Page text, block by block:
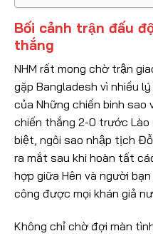
Bối cảnh trận đấu
thắng
NHM rất mong chờ trận
gặp Bangladesh vì nhiều
của Những chiến binh
chiến thắng 2-0 trước Lào
biệt, ngôi sao nhập tịch
ra mắt sau khi hoàn tất
hợp giữa Hên và người
công được mọi khán giả
Không chỉ chờ đợi màn